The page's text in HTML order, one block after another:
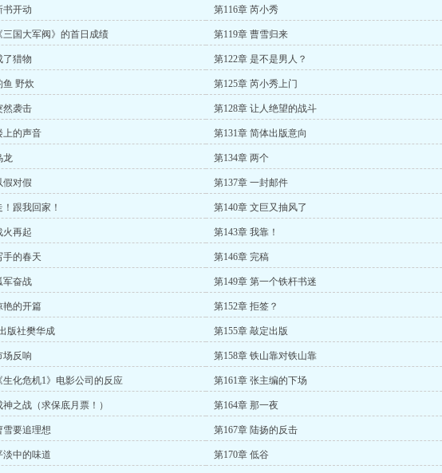
书开动 第116章 芮小秀
三国大军阀》的首日成绩 第119章 曹雪归来
了猎物 第122章 是不是男人？
鱼 野炊 第125章 芮小秀上门
然袭击 第128章 让人绝望的战斗
上的声音 第131章 简体出版意向
龙 第134章 两个
假对假 第137章 一封邮件
跟我回家！ 第140章 文巨又抽风了
火再起 第143章 我靠！
手的春天 第146章 完稿
军奋战 第149章 第一个铁杆书迷
艳的开篇 第152章 拒签？
版社樊华成 第155章 敲定出版
场反响 第158章 铁山靠对铁山靠
生化危机1》电影公司的反应 第161章 张主编的下场
神之战（求保底月票！） 第164章 那一夜
雪要追理想 第167章 陆扬的反击
淡中的味道 第170章 低谷